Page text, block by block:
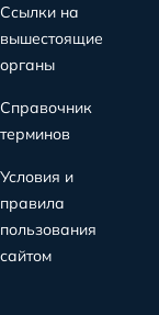
Ссылки на
вышестоящие
органы
Справочник
терминов
Условия и
правила
пользования
сайтом